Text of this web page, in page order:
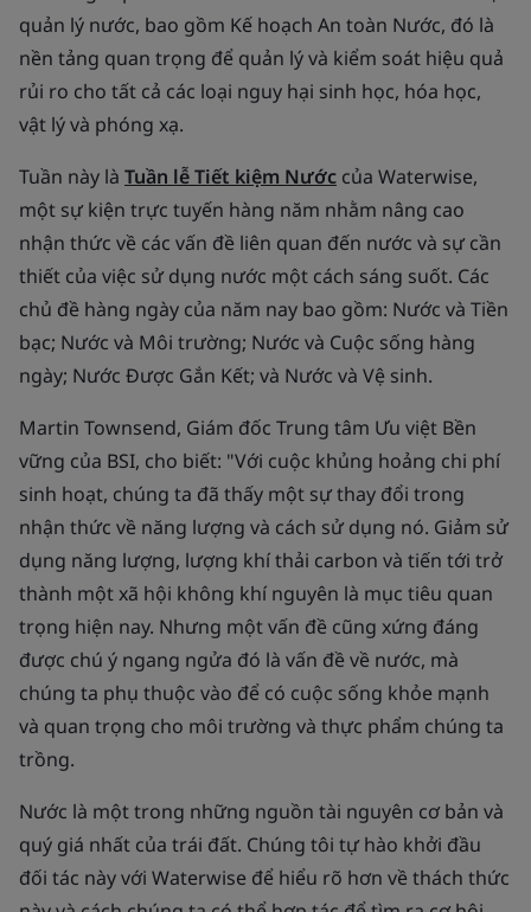
quản lý nước, bao gồm Kế hoạch An toàn Nước, đó là
nền tảng quan trọng để quản lý và kiểm soát hiệu quả
rủi ro cho tất cả các loại nguy hại sinh học, hóa học,
vật lý và phóng xạ.
Tuần này là Tuần lễ Tiết kiệm Nước của Waterwise,
một sự kiện trực tuyến hàng năm nhằm nâng cao
nhận thức về các vấn đề liên quan đến nước và sự cần
thiết của việc sử dụng nước một cách sáng suốt. Các
chủ đề hàng ngày của năm nay bao gồm: Nước và Tiền
bạc; Nước và Môi trường; Nước và Cuộc sống hàng
ngày; Nước Được Gắn Kết; và Nước và Vệ sinh.
Martin Townsend, Giám đốc Trung tâm Ưu việt Bền
vững của BSI, cho biết: "Với cuộc khủng hoảng chi phí
sinh hoạt, chúng ta đã thấy một sự thay đổi trong
nhận thức về năng lượng và cách sử dụng nó. Giảm sử
dụng năng lượng, lượng khí thải carbon và tiến tới trở
thành một xã hội không khí nguyên là mục tiêu quan
trọng hiện nay. Nhưng một vấn đề cũng xứng đáng
được chú ý ngang ngửa đó là vấn đề về nước, mà
chúng ta phụ thuộc vào để có cuộc sống khỏe mạnh
và quan trọng cho môi trường và thực phẩm chúng ta
trồng.
Nước là một trong những nguồn tài nguyên cơ bản và
quý giá nhất của trái đất. Chúng tôi tự hào khởi đầu
đối tác này với Waterwise để hiểu rõ hơn về thách thức